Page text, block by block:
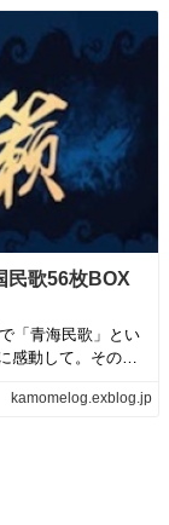
歌56枚BOX
「青海民歌」とい
感動して。その前
kamomelog.exblog.jp